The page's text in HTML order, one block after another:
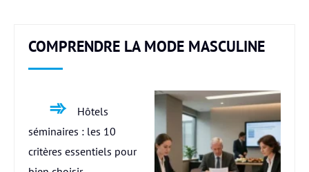
COMPRENDRE LA MODE MASCULINE
Hôtels
séminaires : les 10
critères essentiels pour